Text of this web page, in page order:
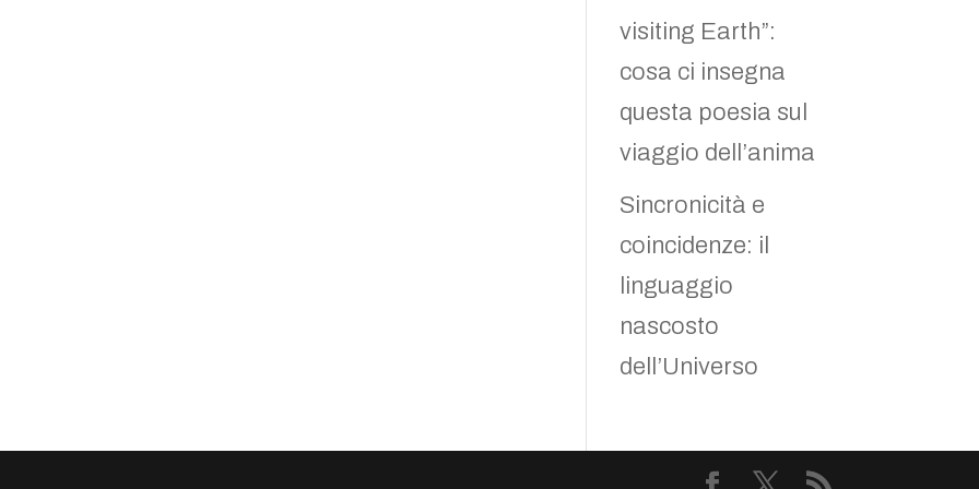
visiting Earth”:
cosa ci insegna
questa poesia sul
viaggio dell’anima
Sincronicità e
coincidenze: il
linguaggio
nascosto
dell’Universo